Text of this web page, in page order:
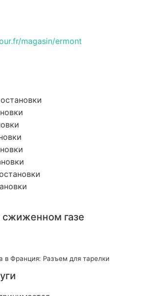
magasin/ermont
газе
в Франция: Разъем для тарелки